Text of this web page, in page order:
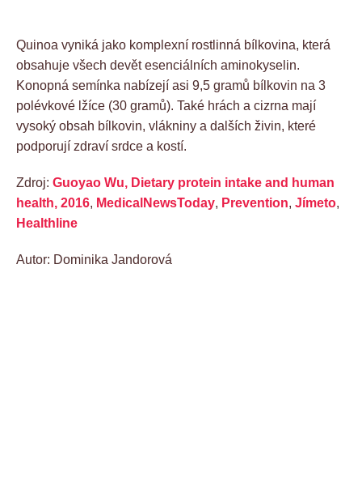
Quinoa vyniká jako komplexní rostlinná bílkovina, která
obsahuje všech devět esenciálních aminokyselin.
Konopná semínka nabízejí asi 9,5 gramů bílkovin na 3
polévkové lžíce (30 gramů). Také hrách a cizrna mají
vysoký obsah bílkovin, vlákniny a dalších živin, které
podporují zdraví srdce a kostí.
Zdroj: Guoyao Wu, Dietary protein intake and human
health, 2016, MedicalNewsToday, Prevention, Jímeto,
Healthline
Autor: Dominika Jandorová